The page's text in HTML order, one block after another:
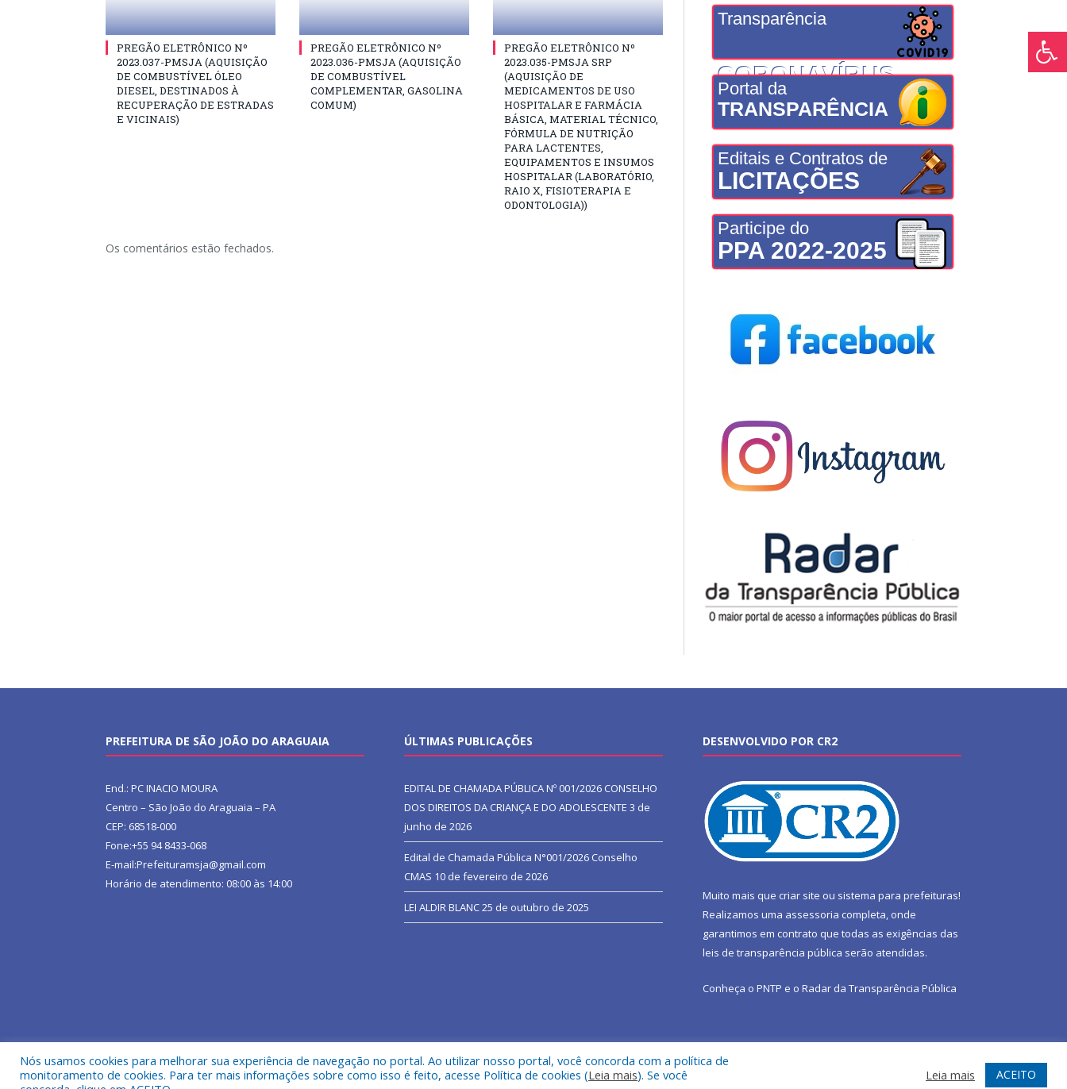
PREGÃO ELETRÔNICO Nº
2023.037-PMSJA (AQUISIÇÃO
DE COMBUSTÍVEL ÓLEO
DIESEL, DESTINADOS À
RECUPERAÇÃO DE ESTRADAS
E VICINAIS)
PREGÃO ELETRÔNICO Nº
2023.036-PMSJA (AQUISIÇÃO
DE COMBUSTÍVEL
COMPLEMENTAR, GASOLINA
COMUM)
PREGÃO ELETRÔNICO Nº
2023.035-PMSJA SRP
(AQUISIÇÃO DE
MEDICAMENTOS DE USO
HOSPITALAR E FARMÁCIA
BÁSICA, MATERIAL TÉCNICO,
FÓRMULA DE NUTRIÇÃO
PARA LACTENTES,
EQUIPAMENTOS E INSUMOS
HOSPITALAR (LABORATÓRIO,
RAIO X, FISIOTERAPIA E
ODONTOLOGIA))
Os comentários estão fechados.
Transparência
CORONAVÍRUS
Portal da
TRANSPARÊNCIA
Editais e Contratos de
LICITAÇÕES
Participe do
PPA 2022-2025
PREFEITURA DE SÃO JOÃO DO ARAGUAIA
End.: PC INACIO MOURA
Centro – São João do Araguaia – PA
CEP: 68518-000
Fone:+55 94 8433-068
E-mail:Prefeituramsja@gmail.com
Horário de atendimento: 08:00 às 14:00
ÚLTIMAS PUBLICAÇÕES
EDITAL DE CHAMADA PÚBLICA Nº 001/2026 CONSELHO
DOS DIREITOS DA CRIANÇA E DO ADOLESCENTE 3 de
junho de 2026
Edital de Chamada Pública N°001/2026 Conselho
CMAS 10 de fevereiro de 2026
LEI ALDIR BLANC25 de outubro de 2025
DESENVOLVIDO POR CR2
Muito mais que criar site ou sistema para prefeituras!
Realizamos uma assessoria completa, onde
garantimos em contrato que todas as exigências das
leis de transparência pública serão atendidas.
Conheça o PNTP e o Radar da Transparência Pública
Todos os direitos reservados a Prefeitura Municipal de São João do Araguaia. Mapa do Site Acessar Webmail
Nós usamos cookies para melhorar sua experiência de navegação no portal. Ao utilizar nosso portal, você concorda com a política de
monitoramento de cookies. Para ter mais informações sobre como isso é feito, acesse Política de cookies (Leia mais). Se você
Leia mais ACEITO